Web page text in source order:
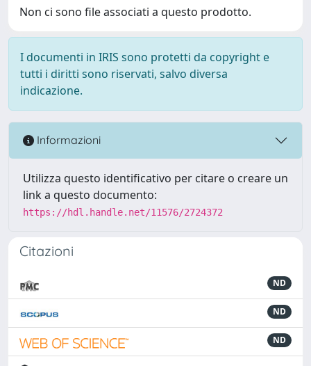
Non ci sono file associati a questo prodotto.
I documenti in IRIS sono protetti da copyright e
tutti i diritti sono riservati, salvo diversa
indicazione.
Informazioni
Utilizza questo identificativo per citare o creare un
link a questo documento:
https://hdl.handle.net/11576/2724372
Citazioni
ND
ND
ND